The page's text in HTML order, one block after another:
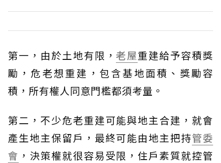
第一，由於土地有限，老屋重建給予容積獎
勵，危老想重建，包含基地面積、獎勵容
積，所有權人同意門檻都須考量。
第二，不少危老重建可能與地主合建，就會
產生地主保留戶，最終可能由地主把持管委
會 ，決策權就很容易受限，住戶素質就控管